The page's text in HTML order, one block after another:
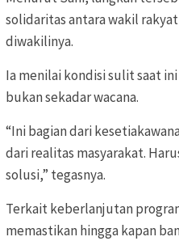
solidaritas antara wakil
diwakilinya.
Ia menilai kondisi sulit saat
bukan sekadar wacana.
“Ini bagian dari
dari realitas masyarakat.
solusi,” tegasnya.
Terkait keberlanjutan
memastikan hingga kapan